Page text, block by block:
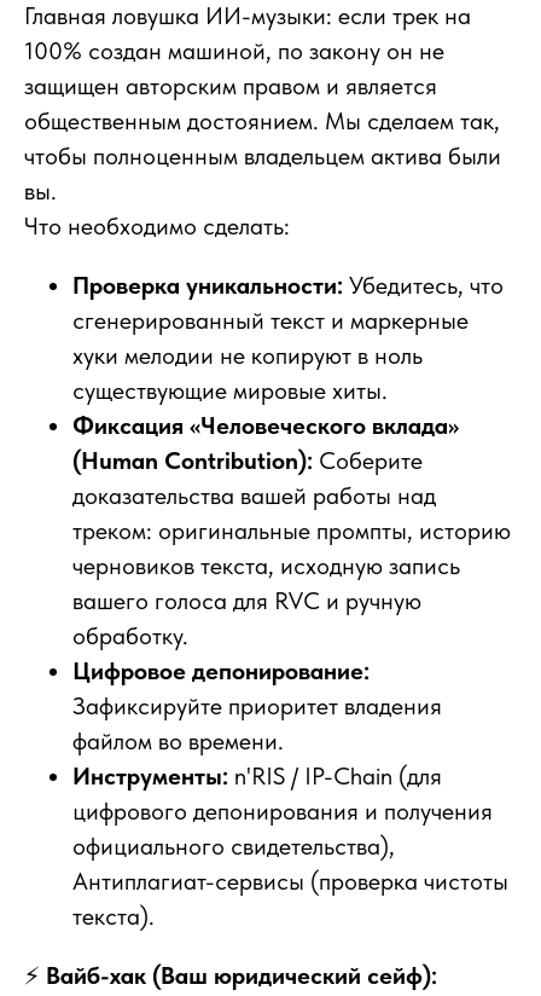
Главная ловушка ИИ-музыки: если трек на
100% создан машиной, по закону он не
защищен авторским правом и является
общественным достоянием. Мы сделаем так,
чтобы полноценным владельцем актива были
вы.
Что необходимо сделать:
Проверка уникальности: Убедитесь, что
сгенерированный текст и маркерные
хуки мелодии не копируют в ноль
существующие мировые хиты.
Фиксация «Человеческого вклада»
(Human Contribution): Соберите
доказательства вашей работы над
треком: оригинальные промпты, историю
черновиков текста, исходную запись
вашего голоса для RVC и ручную
обработку.
Цифровое депонирование:
Зафиксируйте приоритет владения
файлом во времени.
Инструменты: n'RIS / IP-Chain (для
цифрового депонирования и получения
официального свидетельства),
Антиплагиат-сервисы (проверка чистоты
текста).
⚡ Вайб-хак (Ваш юридический сейф):